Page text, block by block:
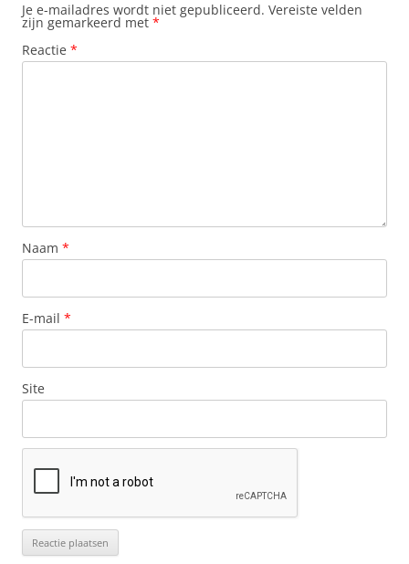
Je e-mailadres wordt niet gepubliceerd. Vereiste velden
zijn gemarkeerd met *
Reactie *
Naam *
E-mail *
Site